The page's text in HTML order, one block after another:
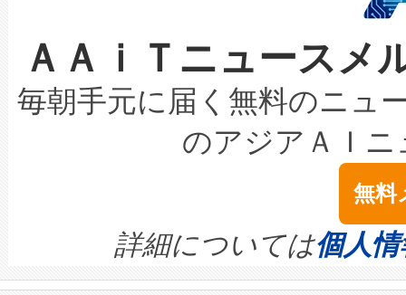
取得できる可能性もあります
設には、3億～4億ドルかか
最高経営責任者（CEO）であ
す。「当社のfully-connected
ームを利用すれば、6,000万
きます。この効率性は、フェ
限を超えて利用可能な電力容
持できるよう貢献します。こ
ービスレベル契約（SLA）違
テリー性能の劣化によるダウ
念は、現在データセンターが
ます。 Voltaiq provides a
quality and reliability for AI
BESS stack to ensure battery
なレーザースポットにより、
な環境下でも豊かなディテー
キロメートル範囲を検出
LiDAR for Inspections,
は1535 nmレーザーを搭載。
イズの小径化を実現すること
す。ノーマルモードでは、
ートル先まで検出でき、これ
ＡＡｉＴニュース
毎朝手元に届く無料のニュ
のアジアＡＩ
無料
詳細については個人